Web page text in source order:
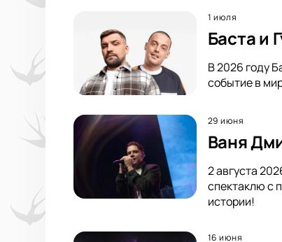
1 июля
Баста и
В 2026 году
событие в
29 июня
Ваня
2 августа
спектаклю с
истории!
16 июня